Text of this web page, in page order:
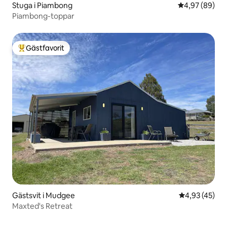
Stuga i Piambong 4,97 av 5 i
4,97 (89)
Piambong-toppar
Populär gästfavorit
Gästfavorit
Gästsvit i Mudgee 4,93 av 5 i
4,93 (45)
Maxted's Retreat